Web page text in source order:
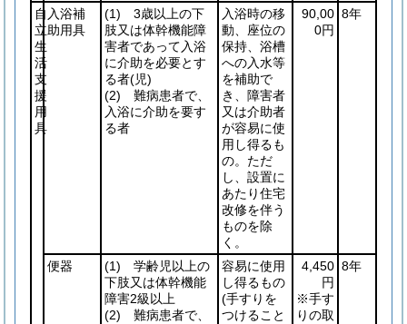
自
立
生
活
支
援
用
具
入浴補
助用具
(1) 3歳以上の下
肢又は体幹機能障
害者であって入浴
に介助を必要とす
る者(児)
(2) 難病患者で、
入浴に介助を要す
る者
入浴時の移
動、座位の
保持、浴槽
への入水等
を補助で
き、障害者
又は介助者
が容易に使
用し得るも
の。ただ
し、設置に
あたり住宅
改修を伴う
ものを除
く。
90,00
0円
8年
便器 (1) 学齢児以上の
下肢又は体幹機能
障害2級以上
(2) 難病患者で、
容易に使用
し得るもの
(手すりを
つけること
4,450
円
※手す
りの取
8年